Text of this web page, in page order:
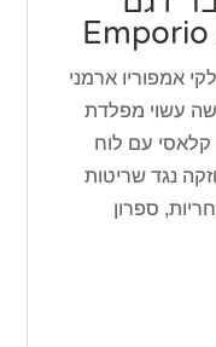
אמפוריו ארמני
עשוי מפלדת
קלאסי עם לוח
נגד שריטות
ספרון